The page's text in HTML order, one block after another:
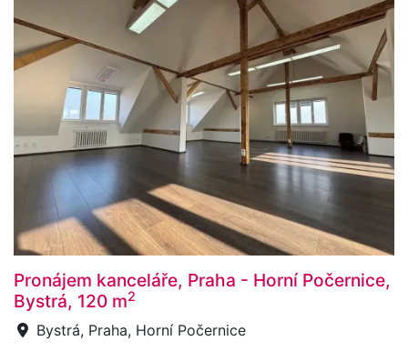
Pronájem kanceláře, Praha - Horní Počernice,
Bystrá, 120 m2
Bystrá, Praha, Horní Počernice